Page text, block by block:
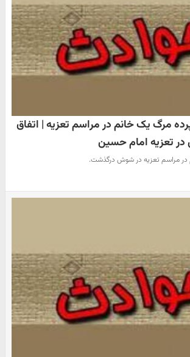
مرگ یک خانم در مراسم تعزیه | اتفاق
در تعزیه امام حسین
مراسم تعزیه در شوش درگذشت.